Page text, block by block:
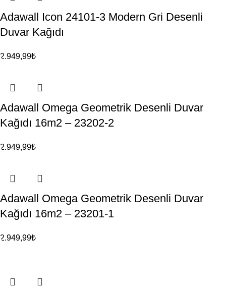
Adawall Icon 24101-3 Modern Gri Desenli
Duvar Kağıdı
2.949,99₺
Adawall Omega Geometrik Desenli Duvar
Kağıdı 16m2 – 23202-2
2.949,99₺
Adawall Omega Geometrik Desenli Duvar
Kağıdı 16m2 – 23201-1
2.949,99₺